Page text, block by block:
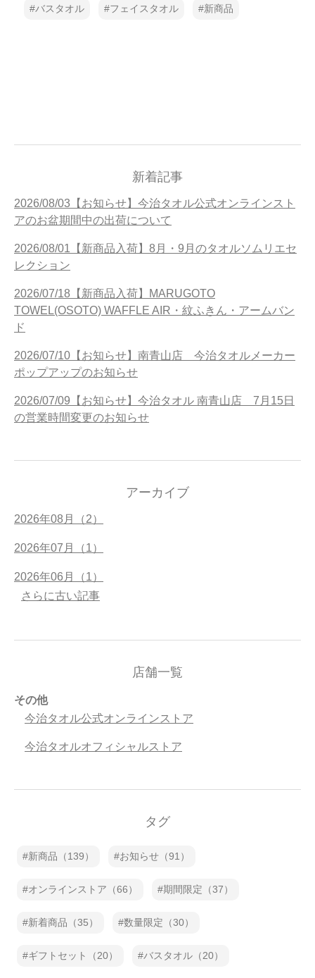
新着記事
2026/08/03【お知らせ】今治タオル公式オンラインスト
アのお盆期間中の出荷について
2026/08/01【新商品入荷】8月・9月のタオルソムリエセ
レクション
2026/07/18【新商品入荷】MARUGOTO
TOWEL(OSOTO) WAFFLE AIR・紋ふきん・アームバン
ド
2026/07/10【お知らせ】南青山店 今治タオルメーカー
ポップアップのお知らせ
2026/07/09【お知らせ】今治タオル 南青山店 7月15日
の営業時間変更のお知らせ
アーカイブ
2026年08月（2）
2026年07月（1）
2026年06月（1）
さらに古い記事
店舗一覧
その他
今治タオル公式オンラインストア
今治タオルオフィシャルストア
タグ
新商品（139） お知らせ（91）
オンラインストア（66） 期間限定（37）
新着商品（35） 数量限定（30）
ギフトセット（20） バスタオル（20）
バスタオル フェイスタオル 新商品